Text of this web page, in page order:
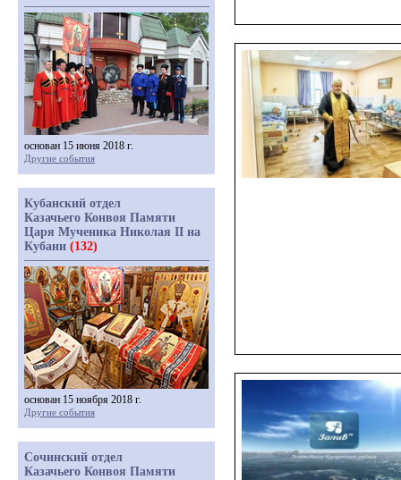
основан 15 июня 2018 г.
Другие события
Кубанский отдел
Казачьего Конвоя Памяти
Царя Мученика Николая II на
Кубани (132)
основан 15 ноября 2018 г.
Другие события
Сочинский отдел
Казачьего Конвоя Памяти